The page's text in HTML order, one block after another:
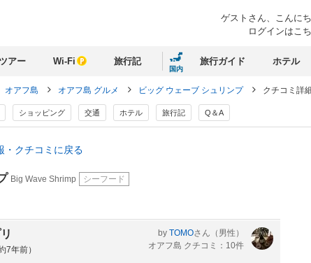
ゲストさん、 こんに
ログインはこ
ツアー Wi-Fi 旅行記
国内
旅行ガイド ホテル
オアフ島 オアフ島 グルメ ビッグ ウェーブ シュリンプ クチコミ詳
ショッピング 交通 ホテル 旅行記 Q＆A
・クチコミに戻る
Big Wave Shrimp シーフード
7年前）
by TOMOさん （男性）
オアフ島 クチコミ：10件